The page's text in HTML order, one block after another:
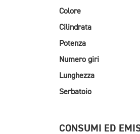
Colore
Cilindrata
Potenza
Numero giri
Lunghezza
Serbatoio
CONSUMI ED